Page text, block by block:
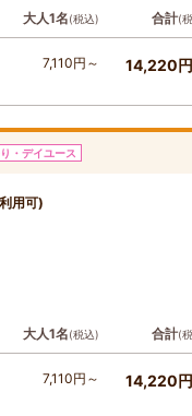
大人1名(税込) 合計(
7,110円～ 14,220
・デイユース
用可)
大人1名(税込) 合計(
7,110円～ 14,220